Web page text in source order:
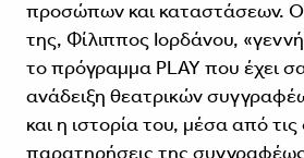
προσώπων και καταστάσεων.
της, Φίλιππος Ιορδάνου,
το πρόγραμμα PLAY που έχει
ανάδειξη θεατρικών
και η ιστορία του, μέσα από τις
παρατηρήσεις της